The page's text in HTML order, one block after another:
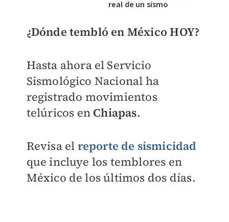
real de un sismo
¿Dónde tembló en México HOY?
Hasta ahora el Servicio
Sismológico Nacional ha
registrado movimientos
telúricos en Chiapas.
Revisa el reporte de sismicidad
que incluye los temblores en
México de los últimos dos días.